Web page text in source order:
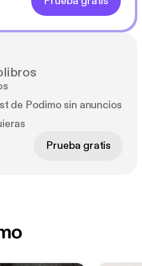
de Podimo sin anuncios
Prueba gratis